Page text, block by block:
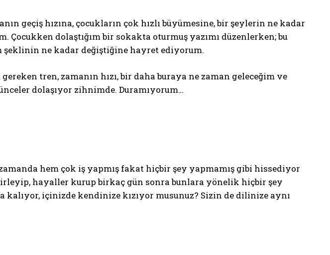
geçiş hızına, çocukların çok hızlı büyümesine, bir şeylerin ne kadar
Çocukken dolaştığım bir sokakta oturmuş yazımı düzenlerken; bu
şeklinin ne kadar değiştiğine hayret ediyorum.
tren, zamanın hızı, bir daha buraya ne zaman geleceğim ve
dolaşıyor zihnimde. Duramıyorum…
hem çok iş yapmış fakat hiçbir şey yapmamış gibi hissediyor
hayaller kurup birkaç gün sonra bunlara yönelik hiçbir şey
kalıyor, içinizde kendinize kızıyor musunuz? Sizin de dilinize aynı